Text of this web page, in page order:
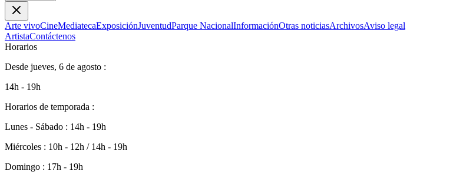
Arte vivoCineMediatecaExposiciónJuventudParque NacionalInformaciónOtras noticiasArchivosAviso legal
ArtistaContáctenos
Horarios
Desde jueves, 6 de agosto :
14h - 19h
Horarios de temporada :
Lunes - Sábado : 14h - 19h
Miércoles : 10h - 12h / 14h - 19h
Domingo : 17h - 19h